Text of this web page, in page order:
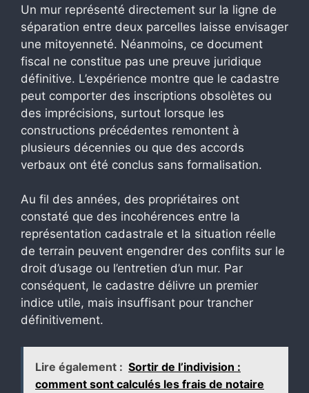
Un mur représenté directement sur la ligne de
séparation entre deux parcelles laisse envisager
une mitoyenneté. Néanmoins, ce document
fiscal ne constitue pas une preuve juridique
définitive. L’expérience montre que le cadastre
peut comporter des inscriptions obsolètes ou
des imprécisions, surtout lorsque les
constructions précédentes remontent à
plusieurs décennies ou que des accords
verbaux ont été conclus sans formalisation.
Au fil des années, des propriétaires ont
constaté que des incohérences entre la
représentation cadastrale et la situation réelle
de terrain peuvent engendrer des conflits sur le
droit d’usage ou l’entretien d’un mur. Par
conséquent, le cadastre délivre un premier
indice utile, mais insuffisant pour trancher
définitivement.
Lire également : Sortir de l’indivision :
comment sont calculés les frais de notaire